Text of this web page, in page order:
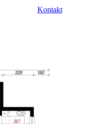
Kontakt